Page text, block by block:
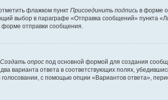
флажком пункт Присоединить подпись в форме
выбор в параграфе «Отправка сообщений» пункта
форме отправки сообщения.
Создать опрос под основной формой для создания
варианта ответа в соответствующих полях,
с помощью опции «Вариантов ответа»,